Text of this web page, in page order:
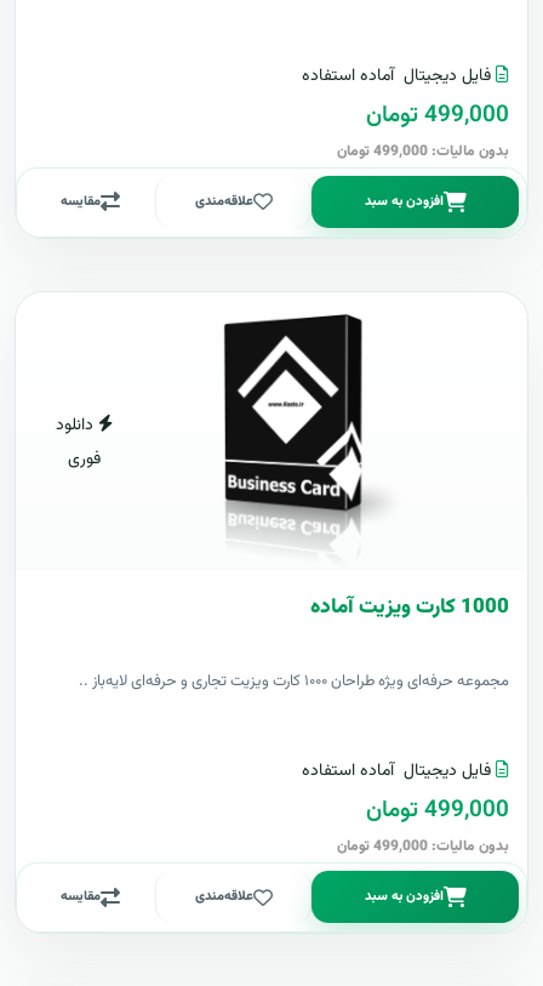
فایل دیجیتال آماده استفاده
499,000 تومان
بدون مالیات: 499,000 تومان
افزودن به سبد علاقه‌مندی مقایسه
دانلود
فوری
1000 کارت ويزيت آماده
مجموعه حرفه‌ای ویژه طراحان ۱۰۰۰ کارت ویزیت تجاری و حرفه‌ای لایه‌باز ..
فایل دیجیتال آماده استفاده
499,000 تومان
بدون مالیات: 499,000 تومان
افزودن به سبد علاقه‌مندی مقایسه